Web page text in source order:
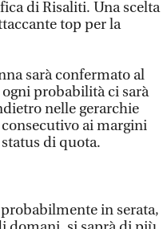
di Risaliti. Una scelta
top per la
sarà confermato al
probabilità ci sarà
nelle gerarchie
ai margini
di quota.
in serata,